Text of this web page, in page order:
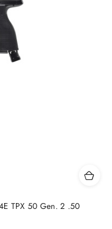
TPX 50 Gen. 2 .50